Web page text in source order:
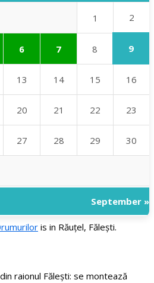
1 2
6 7 8 9
13 14 15 16
20 21 22 23
27 28 29 30
September »
is in Răuțel, Fălești.
raionul Fălești: se montează